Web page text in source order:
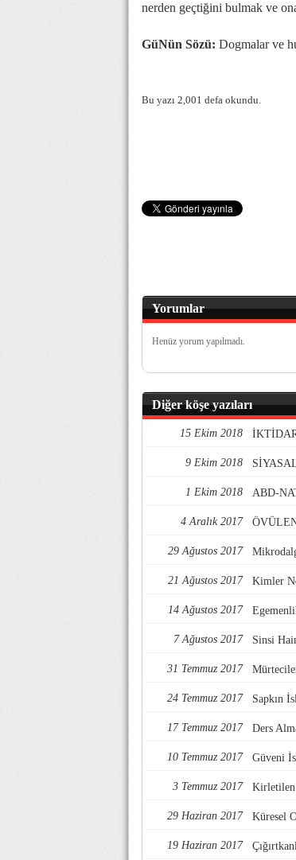
nerden geçtiğini bulmak ve
GüNün Sözü: Dogmalar ve
Bu yazı 2,001 defa okundu.
Yorumlar
Henüz yorum yapılmadı.
Diğer köşe yazıları
15 Ekim 2018
9 Ekim 2018
1 Ekim 2018 ABD-
4 Aralık 2017
29 Ağustos 2017
21 Ağustos 2017 Kimler
14 Ağustos 2017
7 Ağustos 2017 Sinsi
31 Temmuz 2017
24 Temmuz 2017 Sapkın
17 Temmuz 2017 Ders
10 Temmuz 2017 Güveni
3 Temmuz 2017 Kirletilen
29 Haziran 2017 Küresel
19 Haziran 2017